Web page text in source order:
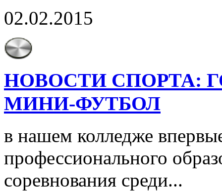
02.02.2015
НОВОСТИ СПОРТА:
МИНИ-ФУТБОЛ
в нашем колледже
профессионального
соревнования среди...